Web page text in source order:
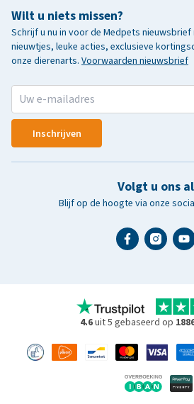
Wilt u niets missen?
Schrijf u nu in voor de Medpets
nieuwtjes, leuke acties, exclusieve
onze dierenarts. Voorwaarden nieuwsbrief
Inschrijven
Volgt u ons
Blijf op de hoogte via onze
4.6uit 5 gebaseerd op